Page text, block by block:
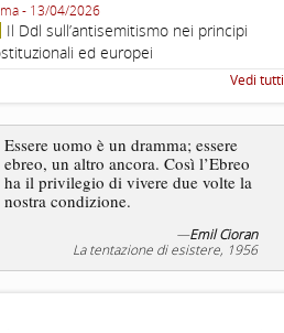
- 13/04/2026
Il Ddl sull’antisemitismo nei principi
ed europei
Vedi tutti
Essere uomo è un dramma; essere
ebreo, un altro ancora. Così l’Ebreo
ha il privilegio di vivere due volte la
nostra condizione.
—Emil Cioran
La tentazione di esistere, 1956